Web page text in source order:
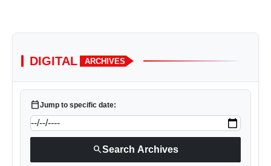
DIGITAL ARCHIVES
calendar_todayJump to specific date:
searchSearch Archives